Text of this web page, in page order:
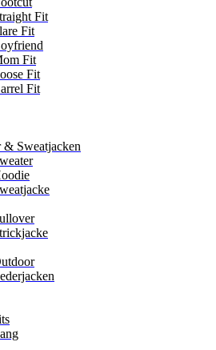
Fit
Fit
Fit
Fit
Fit
& Sweatjacken